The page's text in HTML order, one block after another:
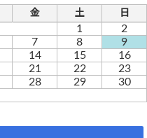
金 土 日
1
2
7 8
9
14 15
16
21 22
23
28 29
30